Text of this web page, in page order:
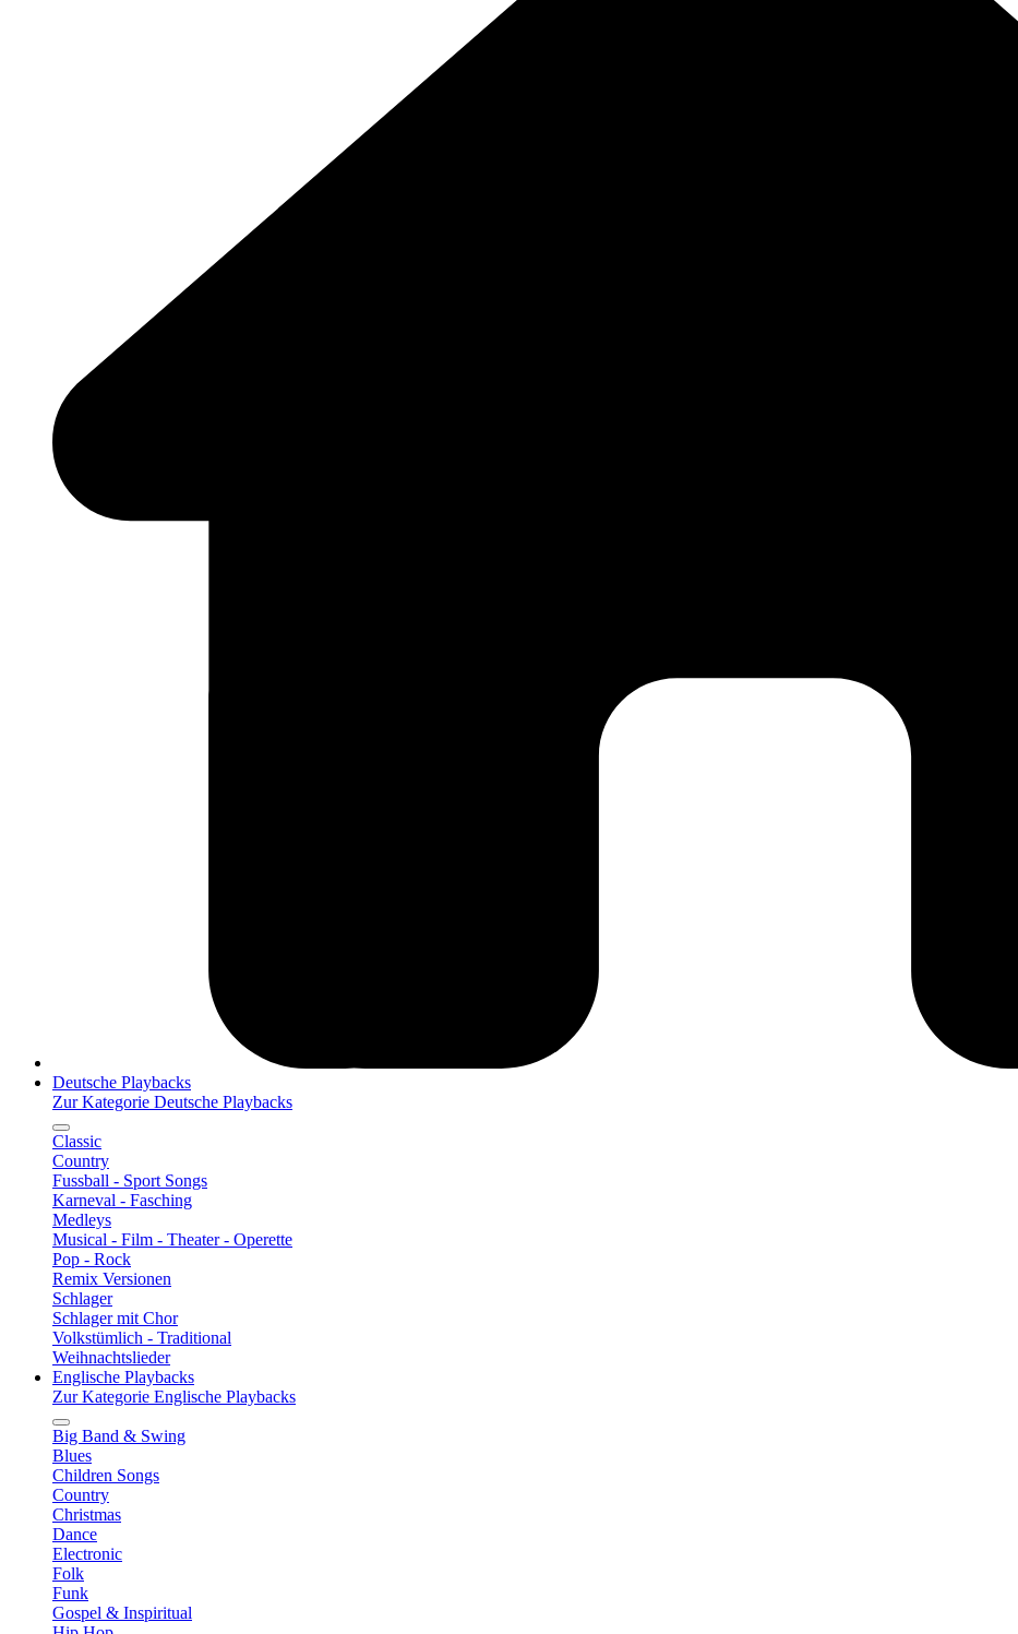
Deutsche Playbacks
Zur Kategorie Deutsche Playbacks
Classic
Country
Fussball - Sport Songs
Karneval - Fasching
Medleys
Musical - Film - Theater - Operette
Pop - Rock
Remix Versionen
Schlager
Schlager mit Chor
Volkstümlich - Traditional
Weihnachtslieder
Englische Playbacks
Zur Kategorie Englische Playbacks
Big Band & Swing
Blues
Children Songs
Country
Christmas
Dance
Electronic
Folk
Funk
Gospel & Inspiritual